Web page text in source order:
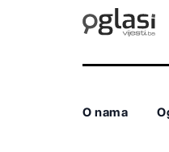
O nama